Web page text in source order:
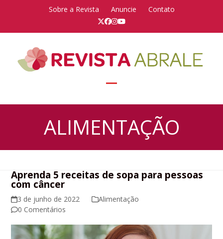
Sobre a Revista Anuncie
Contato
Twitter
Facebook
Instagram
YouTube
menu
menu
ALIMENTAÇÃO
Aprenda 5 receitas de sopa para pessoas
com câncer
3 de junho de 2022
Alimentação
0 Comentários